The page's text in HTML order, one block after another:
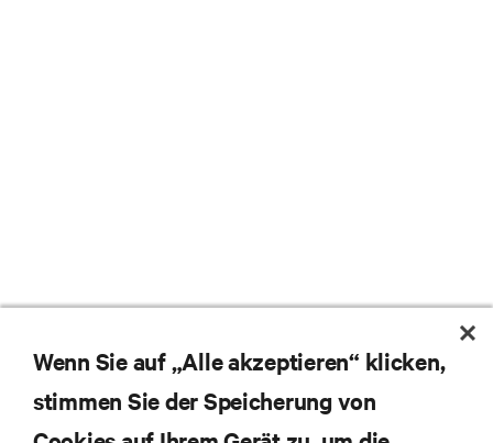
Wenn Sie auf „Alle akzeptieren“ klicken,
stimmen Sie der Speicherung von